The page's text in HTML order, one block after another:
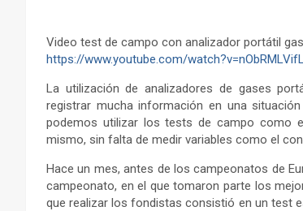
Video test de campo con analizador portátil
https://www.youtube.com/
La utilización de analizadores de gases
registrar mucha información en una
podemos utilizar los tests de campo como
mismo, sin falta de medir variables como el
Hace un mes, antes de los campeonatos de
campeonato, en el que tomaron parte los
que realizar los fondistas consistió en un test